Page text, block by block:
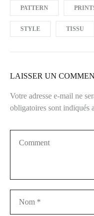
PATTERN
STYLE TISSU
LAISSER UN
Votre adresse e-mail ne
obligatoires sont indiqués